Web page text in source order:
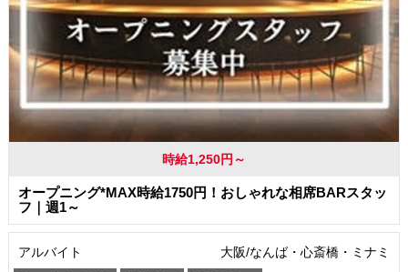
時給1,250円～
オープニング*MAX時給1750円！おしゃれな相席BARスタッ
フ｜週1～
アルバイト 大阪/なんば・心斎橋・ミナミ